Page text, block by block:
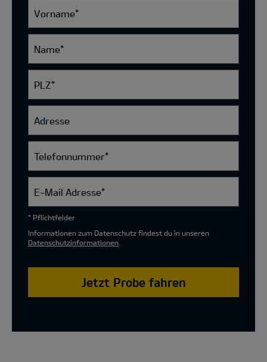
Vorname*
Name*
PLZ*
Adresse
Telefonnummer*
E-Mail Adresse*
* Pflichtfelder
Informationen zum Datenschutz findest du in unseren
Datenschutzinformationen
Jetzt Probe fahren